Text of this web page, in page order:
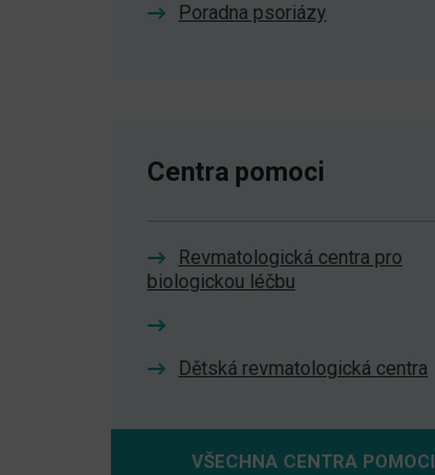
Poradna psoriázy
Centra pomoci
Revmatologická centra pro
biologickou léčbu
Dětská revmatologická centra
VŠECHNA CENTRA POMOCI